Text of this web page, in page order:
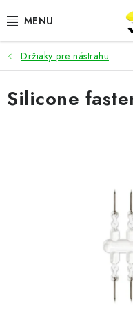
na
ŽIVÁ NÁSTRAHA
BIŽUTÉRIA
Držiaky pre nástrahu
Silicone